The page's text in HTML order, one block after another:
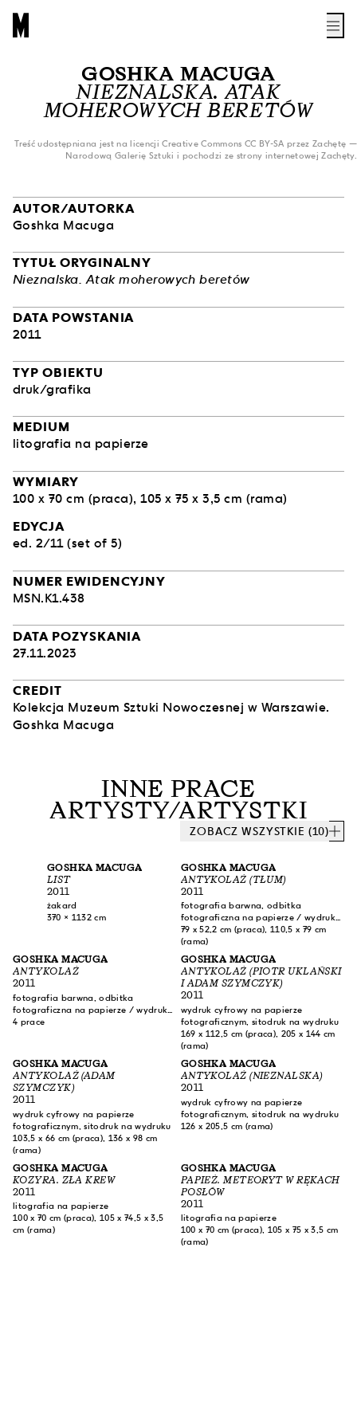
GOSHKA MACUGA
NIEZNALSKA. ATAK
MOHEROWYCH BERETÓW
Treść udostępniana jest na licencji Creative Commons CC BY-SA przez Zachętę —
Narodową Galerię Sztuki i pochodzi ze strony internetowej Zachęty.
AUTOR/AUTORKA
Goshka Macuga
TYTUŁ ORYGINALNY
Nieznalska. Atak moherowych beretów
DATA POWSTANIA
2011
TYP OBIEKTU
druk/grafika
MEDIUM
litografia na papierze
WYMIARY
100 x 70 cm (praca), 105 x 75 x 3,5 cm (rama)
EDYCJA
ed. 2/11 (set of 5)
NUMER EWIDENCYJNY
MSN.K1.438
DATA POZYSKANIA
27.11.2023
CREDIT
Kolekcja Muzeum Sztuki Nowoczesnej w Warszawie.
Goshka Macuga
INNE PRACE
ARTYSTY/ARTYSTKI
ZOBACZ WSZYSTKIE (10)
GOSHKA MACUGA
LIST
2011
żakard
370 × 1132 cm
GOSHKA MACUGA
ANTYKOLAŻ (TŁUM)
2011
fotografia barwna, odbitka
fotograficzna na papierze / wydruk
cyfrowy na papierze fotograficznym
79 x 52,2 cm (praca), 110,5 x 79 cm
(rama)
GOSHKA MACUGA
ANTYKOLAŻ
2011
fotografia barwna, odbitka
fotograficzna na papierze / wydruk
cyfrowy na papierze fotograficznym
wydruku (MSN.K1.432/2–
MSN.K1.432/4)
4 prace
GOSHKA MACUGA
ANTYKOLAŻ (PIOTR UKLAŃSKI
I ADAM SZYMCZYK)
2011
wydruk cyfrowy na papierze
fotograficznym, sitodruk na wydruku
169 x 112,5 cm (praca), 205 x 144 cm
(rama)
GOSHKA MACUGA
ANTYKOLAŻ (ADAM
SZYMCZYK)
2011
wydruk cyfrowy na papierze
fotograficznym, sitodruk na wydruku
103,5 x 66 cm (praca), 136 x 98 cm
(rama)
GOSHKA MACUGA
ANTYKOLAŻ (NIEZNALSKA)
2011
wydruk cyfrowy na papierze
fotograficznym, sitodruk na wydruku
126 x 205,5 cm (rama)
GOSHKA MACUGA
KOZYRA. ZŁA KREW
2011
litografia na papierze
100 x 70 cm (praca), 105 x 74,5 x 3,5
cm (rama)
GOSHKA MACUGA
PAPIEŻ. METEORYT W RĘKACH
POSŁÓW
2011
litografia na papierze
100 x 70 cm (praca), 105 x 75 x 3,5 cm
(rama)